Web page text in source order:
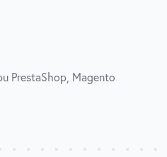
PrestaShop, Magento